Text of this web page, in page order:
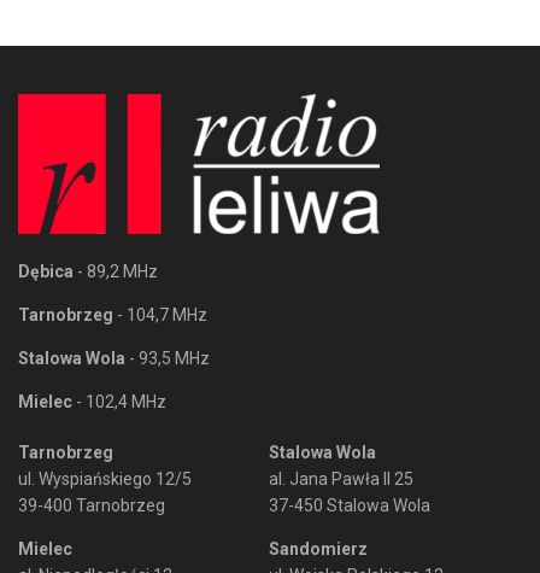
Dębica - 89,2 MHz
Tarnobrzeg - 104,7 MHz
Stalowa Wola - 93,5 MHz
Mielec - 102,4 MHz
Tarnobrzeg
ul. Wyspiańskiego 12/5
39-400 Tarnobrzeg
Mielec
Stalowa Wola
al. Jana Pawła II 25
37-450 Stalowa Wola
Sandomierz